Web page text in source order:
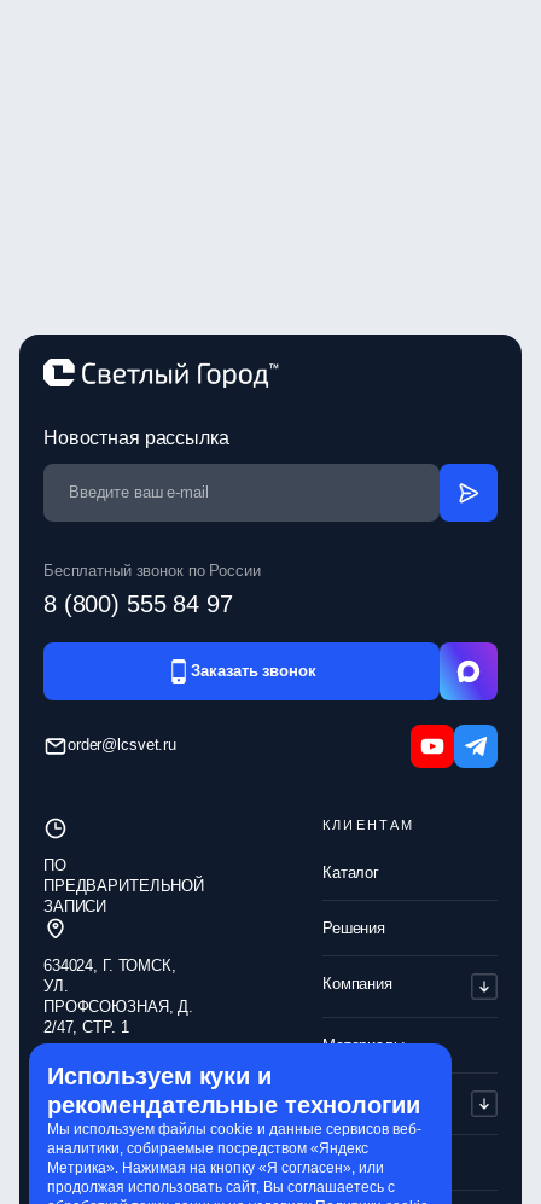
Новостная рассылка
Бесплатный звонок по России
8 (800) 555 84 97
Заказать звонок
order@lcsvet.ru
КЛИЕНТАМ
Каталог
Решения
Компания
Материалы
Партнерам
Контакты
ПО
ПРЕДВАРИТЕЛЬНОЙ
ЗАПИСИ
634024, Г. ТОМСК,
УЛ.
ПРОФСОЮЗНАЯ, Д.
2/47, СТР. 1
Обработка
персональных
данных
Политика
конфиденциальности
Используем куки и
рекомендательные технологии
Мы используем файлы cookie и данные сервисов веб-
аналитики, собираемые посредством «Яндекс
Метрика». Нажимая на кнопку «Я согласен», или
продолжая использовать сайт, Вы соглашаетесь с